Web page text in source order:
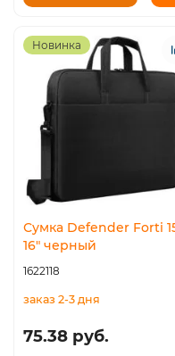
Новинка
Сумка Defender Forti
16" черный
1622118
заказ 2-3 дня
75.38 руб.